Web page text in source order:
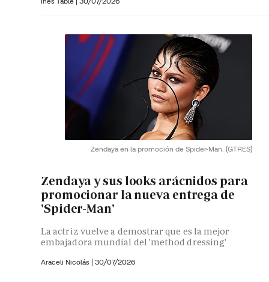
Zendaya en la promoción de Spider-Man. (GTRES)
Zendaya y sus looks arácnidos para
promocionar la nueva entrega de
'Spider-Man'
La actriz vuelve a demostrar que es la mejor
embajadora mundial del 'method dressing'
Araceli Nicolás | 30/07/2026